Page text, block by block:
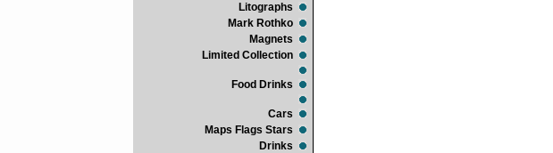
Litographs
Mark Rothko
Magnets
Limited Collection
Food Drinks
Cars
Maps Flags Stars
Drinks